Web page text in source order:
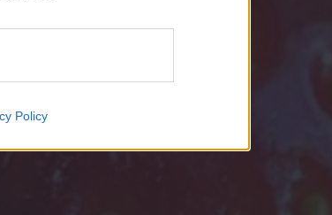
Policy